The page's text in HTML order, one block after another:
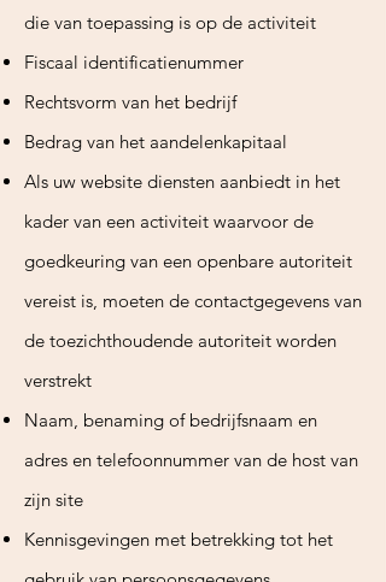
die van toepassing is op de activiteit
Fiscaal identificatienummer
Rechtsvorm van het bedrijf
Bedrag van het aandelenkapitaal
Als uw website diensten aanbiedt in het
kader van een activiteit waarvoor de
goedkeuring van een openbare autoriteit
vereist is, moeten de contactgegevens van
de toezichthoudende autoriteit worden
verstrekt
Naam, benaming of bedrijfsnaam en
adres en telefoonnummer van de host van
zijn site
Kennisgevingen met betrekking tot het